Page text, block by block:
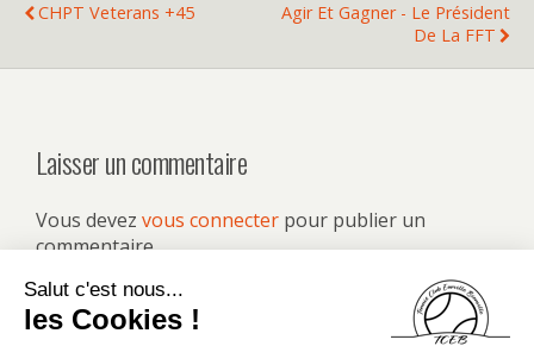
CHPT Veterans +45
Agir Et Gagner - Le Président
De La FFT
Laisser un commentaire
Vous devez vous connecter pour publier un
commentaire.